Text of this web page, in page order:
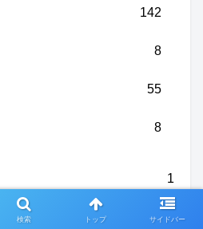
142
8
55
8
1
153
検索 トップ サイドバー